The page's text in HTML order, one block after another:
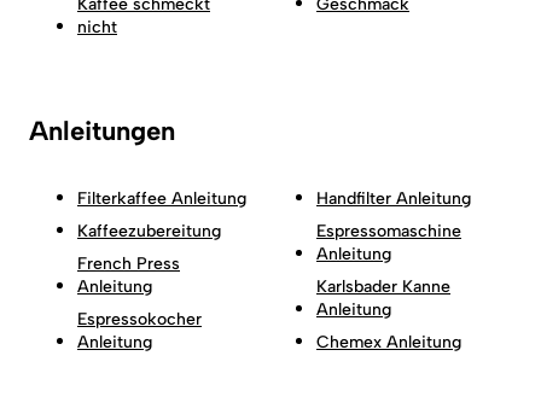
Kaffee schmeckt
nicht
Geschmack
Anleitungen
Filterkaffee Anleitung
Kaffeezubereitung
French Press
Anleitung
Espressokocher
Anleitung
Handfilter Anleitung
Espressomaschine
Anleitung
Karlsbader Kanne
Anleitung
Chemex Anleitung